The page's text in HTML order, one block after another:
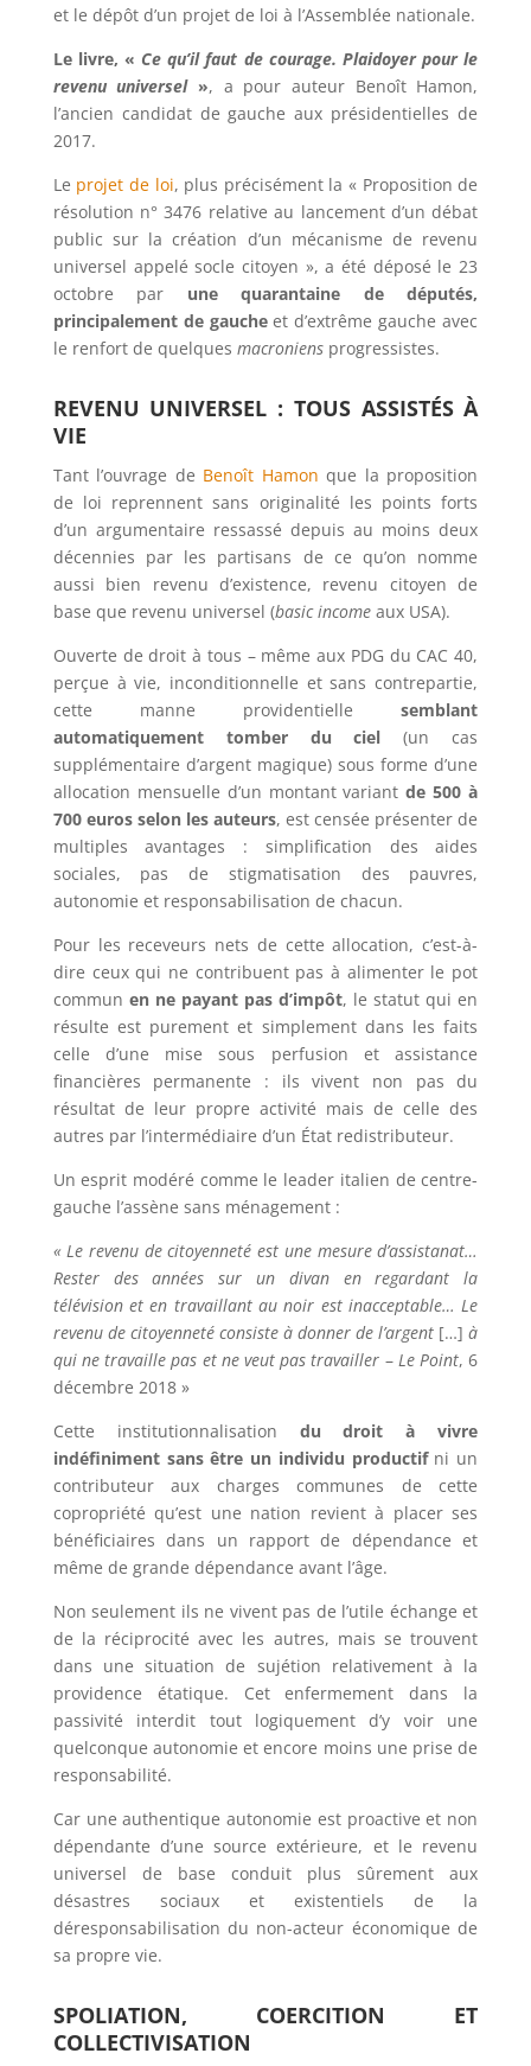
et le dépôt d’un projet de loi à l’Assemblée nationale.
Le livre, « Ce qu’il faut de courage. Plaidoyer pour le
revenu universel», a pour auteur Benoît Hamon,
l’ancien candidat de gauche aux présidentielles de
2017.
Le projet de loi, plus précisément la « Proposition de
résolution n° 3476 relative au lancement d’un débat
public sur la création d’un mécanisme de revenu
universel appelé socle citoyen », a été déposé le 23
octobre par une quarantaine de députés,
principalement de gaucheet d’extrême gauche avec
le renfort de quelques macroniensprogressistes.
REVENU UNIVERSEL : TOUS ASSISTÉS À
VIE
Tant l’ouvrage de Benoît Hamon que la proposition
de loi reprennent sans originalité les points forts
d’un argumentaire ressassé depuis au moins deux
décennies par les partisans de ce qu’on nomme
aussi bien revenu d’existence, revenu citoyen de
base que revenu universel (basic incomeaux USA).
Ouverte de droit à tous – même aux PDG du CAC 40,
perçue à vie, inconditionnelle et sans contrepartie,
cette manne providentiellesemblant
automatiquement tomber du ciel (un cas
supplémentaire d’argent magique) sous forme d’une
allocation mensuelle d’un montant variantde 500 à
700 euros selon les auteurs, est censée présenter de
multiples avantages : simplification des aides
sociales, pas de stigmatisation des pauvres,
autonomie et responsabilisation de chacun.
Pour les receveurs nets de cette allocation, c’est-à-
dire ceux qui ne contribuent pas à alimenter le pot
commun en ne payant pas d’impôt, le statut qui en
résulte est purement et simplement dans les faits
celle d’une mise sous perfusion et assistance
financières permanente : ils vivent non pas du
résultat de leur propre activité mais de celle des
autres par l’intermédiaire d’un État redistributeur.
Un esprit modéré comme le leader italien de centre-
gauche l’assène sans ménagement :
« Le revenu de citoyenneté est une mesure d’assistanat…
Rester des années sur un divan en regardant la
télévision et en travaillant au noir est inacceptable… Le
revenu de citoyenneté consiste à donner de l’argent […] à
qui ne travaille pas et ne veut pas travailler – Le Point, 6
décembre 2018 »
Cette institutionnalisation dudroit àvivre
indéfiniment sans être un individu productifni un
contributeur aux charges communes de cette
copropriété qu’est une nation revient à placer ses
bénéficiaires dans un rapport de dépendance et
même de grande dépendance avant l’âge.
Non seulement ils ne vivent pas de l’utile échange et
de la réciprocité avec les autres, mais se trouvent
dans une situation de sujétion relativement à la
providence étatique. Cet enfermement dans la
passivité interdit tout logiquement d’y voir une
quelconque autonomie et encore moins une prise de
responsabilité.
Car une authentique autonomie est proactive et non
dépendante d’une source extérieure, et le revenu
universel de base conduit plus sûrement aux
désastres sociaux et existentiels de la
déresponsabilisation du non-acteur économique de
sa propre vie.
SPOLIATION, COERCITION ET
COLLECTIVISATION